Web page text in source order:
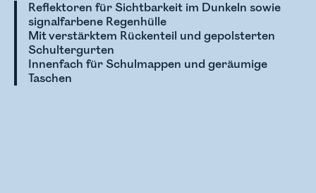
Reflektoren für Sichtbarkeit im Dunkeln sowie
signalfarbene Regenhülle
Mit verstärktem Rückenteil und gepolsterten
Schultergurten
Innenfach für Schulmappen und geräumige
Taschen